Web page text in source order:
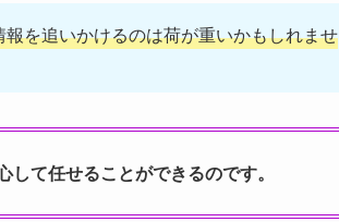
を追いかけるのは荷が重いかもしれませ
て任せることができるのです。